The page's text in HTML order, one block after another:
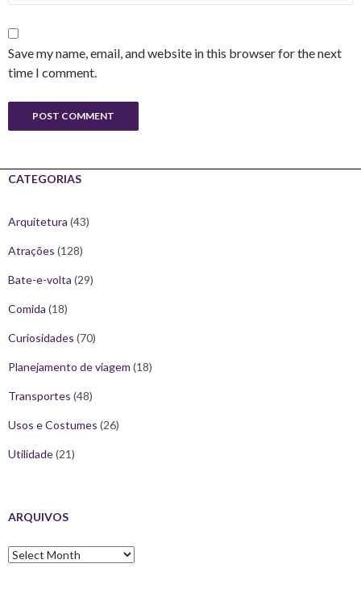
Save my name, email, and website in this browser for the next
time I comment.
CATEGORIAS
Arquitetura (43)
Atrações (128)
Bate-e-volta (29)
Comida (18)
Curiosidades (70)
Planejamento de viagem (18)
Transportes (48)
Usos e Costumes (26)
Utilidade(21)
ARQUIVOS
Arquivos